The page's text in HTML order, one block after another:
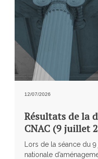
12/07/2026
Résultats de la
CNAC (9 juillet
Lors de la séance du
nationale